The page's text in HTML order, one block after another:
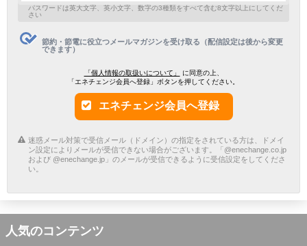
パスワードは英大文字、英小文字、数字の3種類をすべて含む8文字以上にしてくだ
さい
節約・節電に役立つメールマガジンを受け取る（配信設定は後から変更
できます）
「個人情報の取扱いについて」
に同意の上、
「エネチェンジ会員へ登録」ボタンを押してください。
エネチェンジ会員へ登録
迷惑メール対策で受信メール（ドメイン）の指定をされている方は、ドメイ
ン設定によりメールが受信できない場合がございます。「@enechange.co.jp
および @enechange.jp」のメールが受信できるように受信設定をしてくださ
い。
人気のコンテンツ